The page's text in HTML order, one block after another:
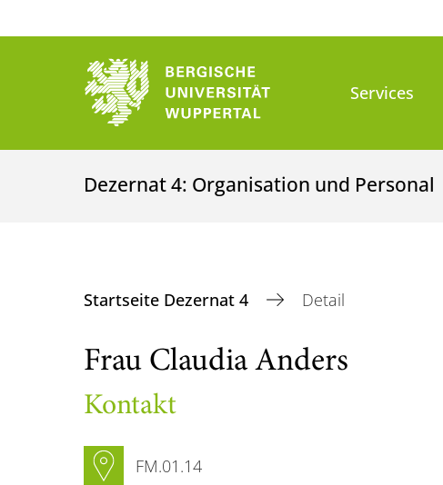
Services
Dezernat 4: Organisation und Personal
Startseite Dezernat 4 Detail
Frau Claudia Anders
Kontakt
FM.01.14